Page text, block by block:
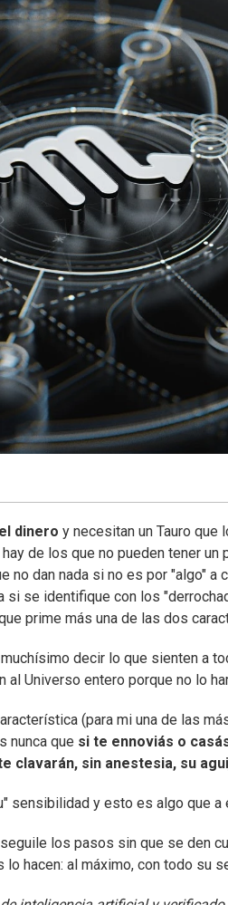
dinero y necesitan un Tauro
de los que no pueden tener
dan nada si no es por "algo" a
se identifique con los
prime más una de las dos
decir lo que sienten a
Universo entero porque no lo
(para mi una de las
nunca que si te ennoviás o
clavarán, sin anestesia, su
sensibilidad y esto es algo que
los pasos sin que se den
hacen: al máximo, con todo su